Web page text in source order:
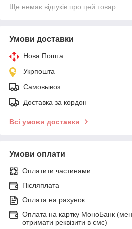
Ще немає відгуків про цей товар
Умови доставки
Нова Пошта
Укрпошта
Самовывоз
Доставка за кордон
Всі умови доставки
Умови оплати
Оплатити частинами
Післяплата
Оплата на рахунок
Оплата на картку МоноБанк (мені
отримати реквізити в смс)